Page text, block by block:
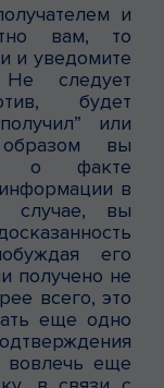
и
вам, то
и уведомите
Не следует
будет
или
вы
о факте
в
случае, вы
его
получено не
всего, это
еще одно
вовлечь еще